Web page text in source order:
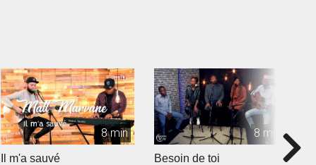
8 min
Il m'a sauvé
8 min
Besoin de toi